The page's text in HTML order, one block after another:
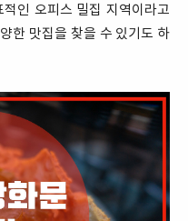
인 오피스 밀집 지역이라고
한 맛집을 찾을 수 있기도 하